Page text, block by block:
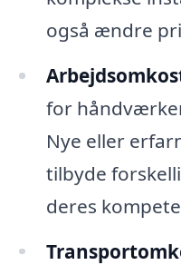
også ændre
for
Nye eller
tilbyde
deres